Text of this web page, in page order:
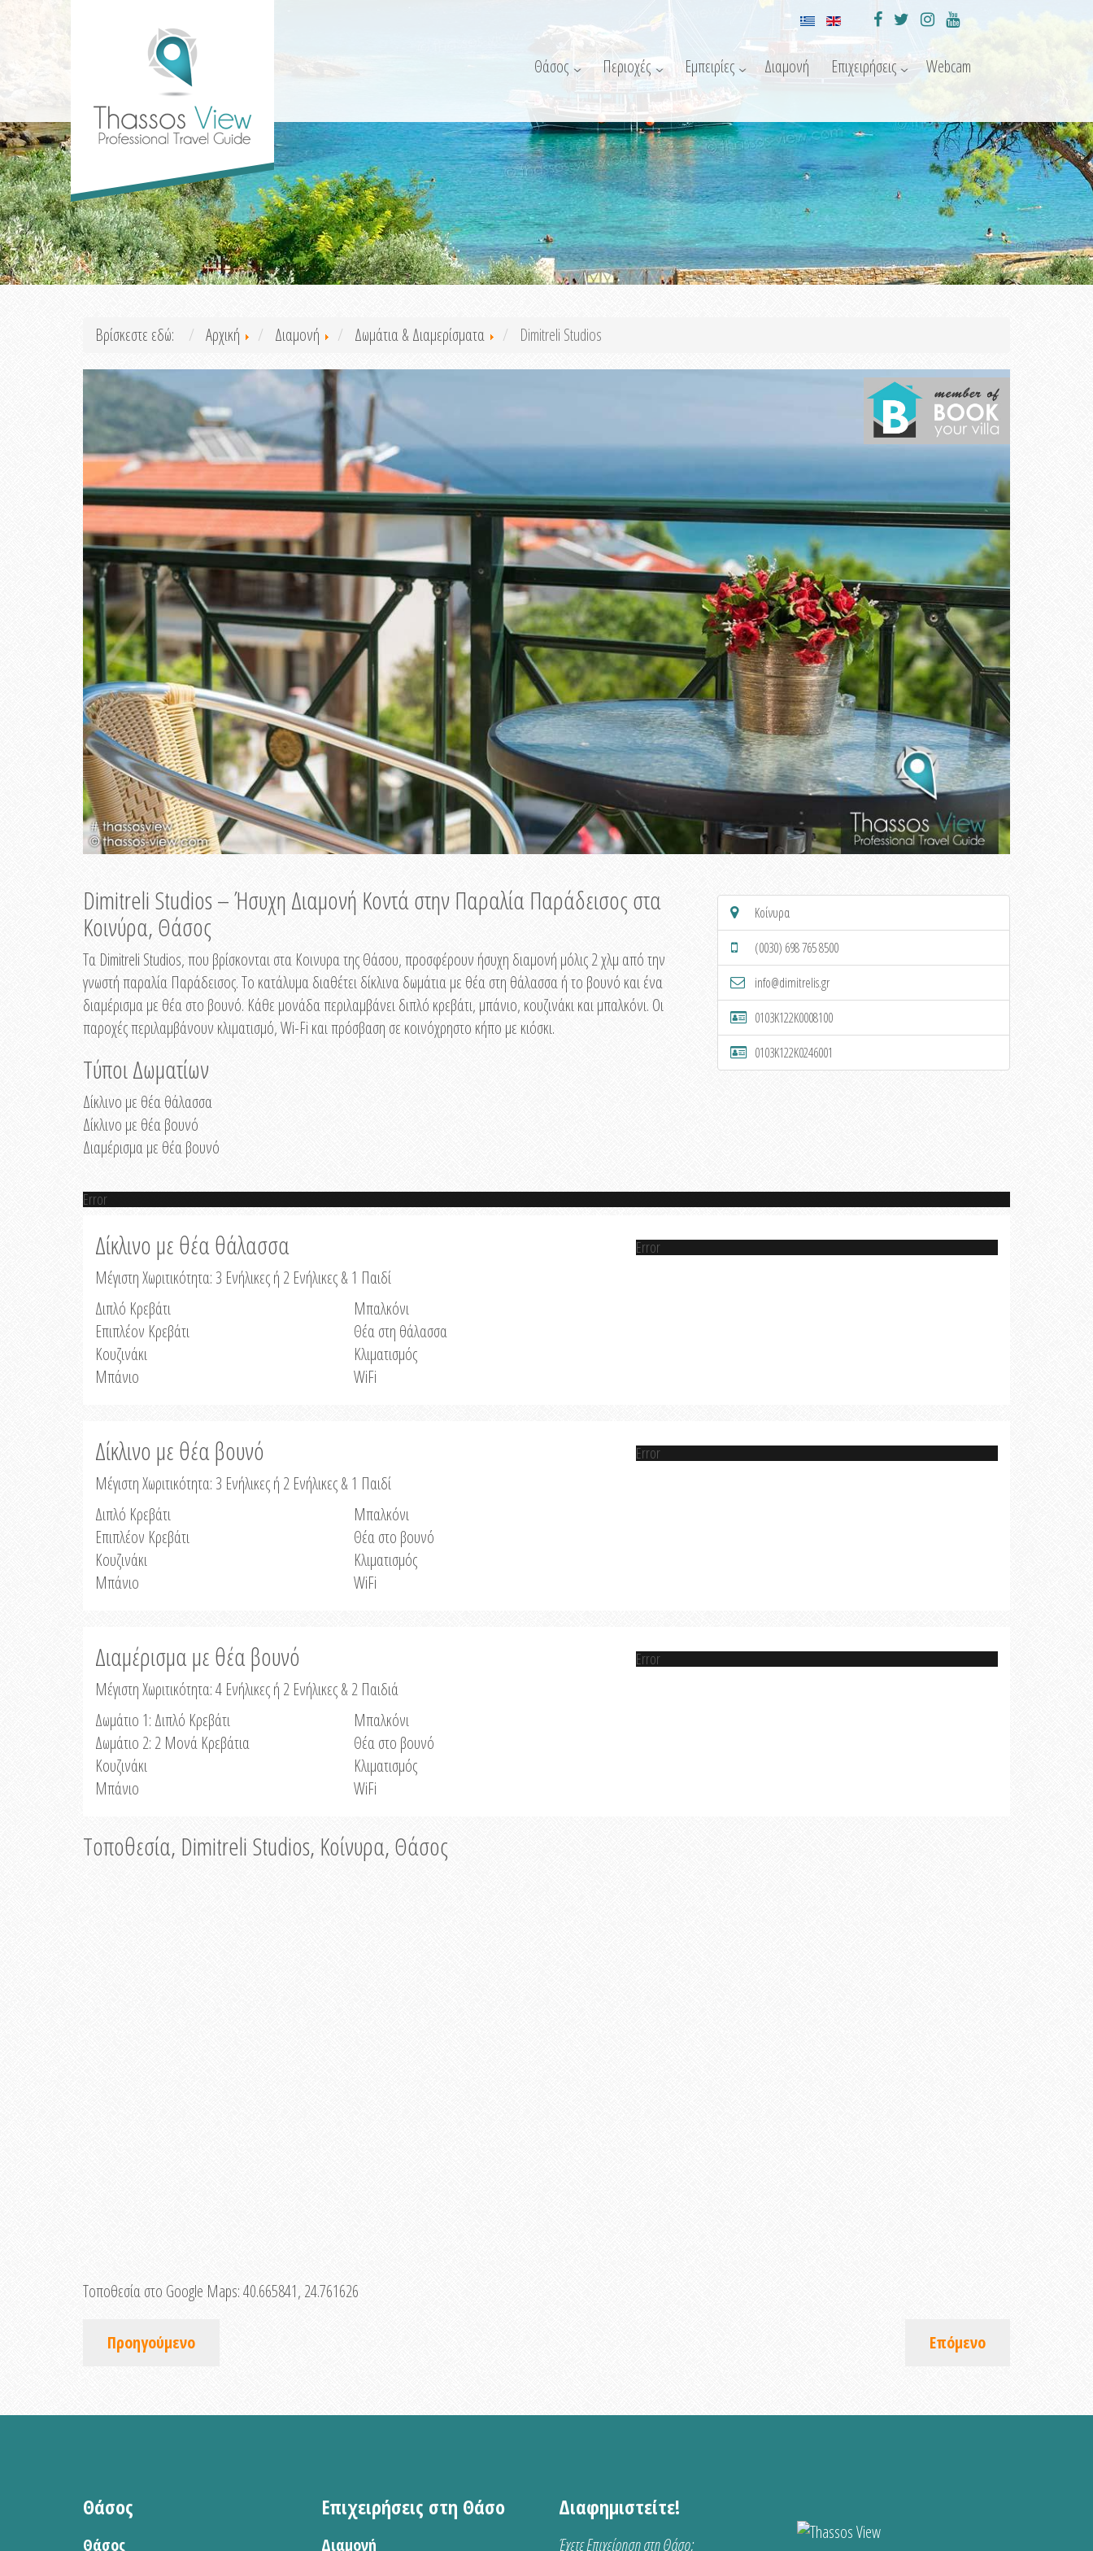
Θάσος Περιοχές Εμπειρίες Διαμονή Επιχειρήσεις Webcam
Βρίσκεστε εδώ: Αρχική Διαμονή Δωμάτια & Διαμερίσματα Dimitreli Studios
Dimitreli Studios – Ήσυχη Διαμονή Κοντά στην Παραλία Παράδεισος στα
Κοινύρα, Θάσος
Τα Dimitreli Studios, που βρίσκονται στα Κοινυρα της Θάσου, προσφέρουν ήσυχη διαμονή μόλις 2 χλμ από την
γνωστή παραλία Παράδεισος. Το κατάλυμα διαθέτει δίκλινα δωμάτια με θέα στη θάλασσα ή το βουνό και ένα
διαμέρισμα με θέα στο βουνό. Κάθε μονάδα περιλαμβάνει διπλό κρεβάτι, μπάνιο, κουζινάκι και μπαλκόνι. Οι
παροχές περιλαμβάνουν κλιματισμό, Wi-Fi και πρόσβαση σε κοινόχρηστο κήπο με κιόσκι.
Τύποι Δωματίων
Δίκλινο με θέα θάλασσα
Δίκλινο με θέα βουνό
Διαμέρισμα με θέα βουνό
Κοίνυρα
(0030) 698 765 8500
info@dimitrelis.gr
0103K122K0008100
0103K122K0246001
Error
Δίκλινο με θέα θάλασσα
Μέγιστη Χωριτικότητα: 3 Ενήλικες ή 2 Ενήλικες & 1 Παιδί
Διπλό Κρεβάτι
Επιπλέον Κρεβάτι
Κουζινάκι
Μπάνιο
Μπαλκόνι
Θέα στη θάλασσα
Κλιματισμός
WiFi
Error
Δίκλινο με θέα βουνό
Μέγιστη Χωριτικότητα: 3 Ενήλικες ή 2 Ενήλικες & 1 Παιδί
Διπλό Κρεβάτι
Επιπλέον Κρεβάτι
Κουζινάκι
Μπάνιο
Μπαλκόνι
Θέα στο βουνό
Κλιματισμός
WiFi
Error
Διαμέρισμα με θέα βουνό
Μέγιστη Χωριτικότητα: 4 Ενήλικες ή 2 Ενήλικες & 2 Παιδιά
Δωμάτιο 1: Διπλό Κρεβάτι
Δωμάτιο 2: 2 Μονά Κρεβάτια
Κουζινάκι
Μπάνιο
Μπαλκόνι
Θέα στο βουνό
Κλιματισμός
WiFi
Error
Τοποθεσία, Dimitreli Studios, Κοίνυρα, Θάσος
Τοποθεσία στο Google Maps:40.665841, 24.761626
Προηγούμενο Επόμενο
Θάσος
Θάσος
Επιχειρήσεις στη Θάσο
Διαμονή
Διαφημιστείτε!
Έχετε Επιχείρηση στη Θάσο;